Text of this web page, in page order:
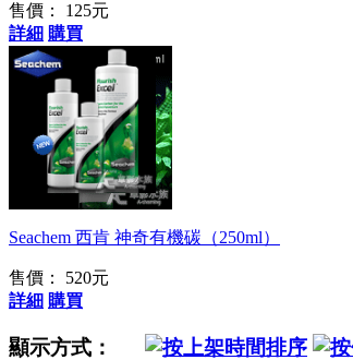
售價： 125元
詳細 購買
不含磷酸鹽、硝酸鹽
Seachem 西肯 神奇有機碳（250ml）
售價： 520元
詳細 購買
顯示方式：